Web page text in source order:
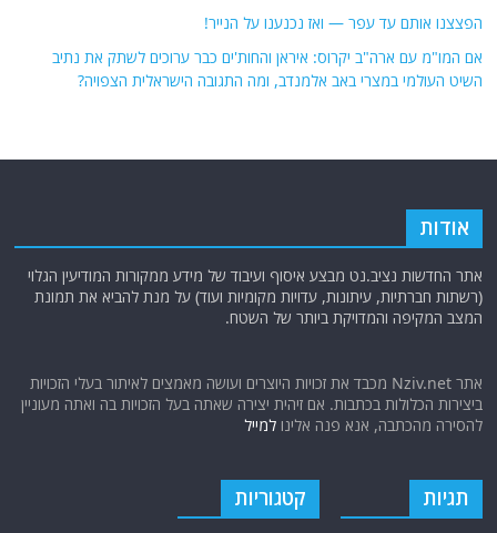
הפצצנו אותם עד עפר — ואז נכנענו על הנייר!
אם המו"מ עם ארה"ב יקרוס: איראן והחות'ים כבר ערוכים לשתק את נתיב
השיט העולמי במצרי באב אלמנדב, ומה התגובה הישראלית הצפויה?
אודות
אתר החדשות נציב.נט מבצע איסוף ועיבוד של מידע ממקורות המודיעין הגלוי
(רשתות חברתיות, עיתונות, עדויות מקומיות ועוד) על מנת להביא את תמונת
המצב המקיפה והמדויקת ביותר של השטח.
אתר Nziv.net מכבד את זכויות היוצרים ועושה מאמצים לאיתור בעלי הזכויות
ביצירות הכלולות בכתבות. אם זיהית יצירה שאתה בעל הזכויות בה ואתה מעוניין
להסירה מהכתבה, אנא פנה אלינולמייל
תגיות קטגוריות